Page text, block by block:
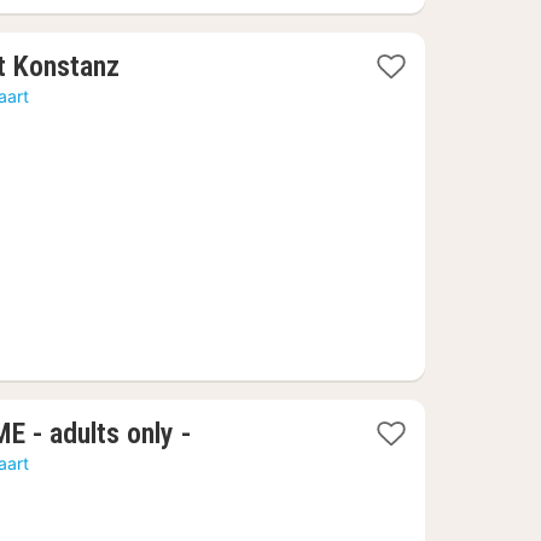
Konstanz
- adults only -